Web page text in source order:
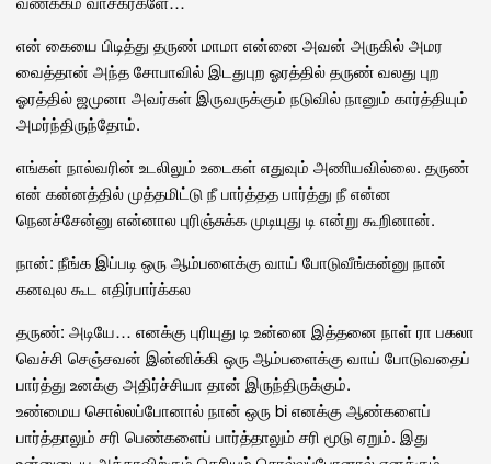
என் கையை பிடித்து தருண் மாமா என்னை அவன் அருகில் அமர
வைத்தான் அந்த சோபாவில் இடதுபுற ஓரத்தில் தருண் வலது புற
ஓரத்தில் ஜமுனா அவர்கள் இருவருக்கும் நடுவில் நானும் கார்த்தியும்
அமர்ந்திருந்தோம்.
எங்கள் நால்வரின் உடலிலும் உடைகள் எதுவும் அணியவில்லை. தருண்
என் கன்னத்தில் முத்தமிட்டு நீ பார்த்தத பார்த்து நீ என்ன
நெனச்சேன்னு என்னால புரிஞ்சுக்க முடியுது டி என்று கூறினான்.
நான்: நீங்க இப்படி ஒரு ஆம்பளைக்கு வாய் போடுவீங்கன்னு நான்
கனவுல கூட எதிர்பார்க்கல
தருண்: அடியே… எனக்கு புரியுது டி உன்னை இத்தனை நாள் ரா பகலா
வெச்சி செஞ்சவன் இன்னிக்கி ஒரு ஆம்பளைக்கு வாய் போடுவதைப்
பார்த்து உனக்கு அதிர்ச்சியா தான் இருந்திருக்கும்.
உண்மைய சொல்லப்போனால் நான் ஒரு bi எனக்கு ஆண்களைப்
பார்த்தாலும் சரி பெண்களைப் பார்த்தாலும் சரி மூடு ஏறும். இது